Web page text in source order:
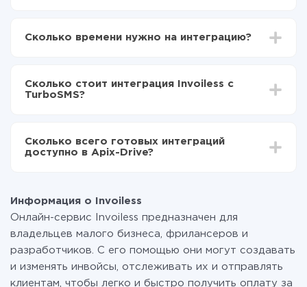
Выбираете какие данные передавать из Invoiless
Теперь данные будут автоматически
передаваться из Invoiless в TurboSMS
Сколько времени нужно на интеграцию?
отличаться и составлять от 5-ти до 30-минут. В
среднем настройка занимает 10-15 минут.
Сколько стоит интеграция Invoiless с
TurboSMS?
функционал. Вы оплачиваете только количество
данных, которые по факту передаются из одной
перейти на платный, при необходимости. Подробнее
отарифах.
Сколько всего готовых интеграций
доступно в Apix-Drive?
Информация о Invoiless
Онлайн-сервис Invoiless предназначен для
владельцев малого бизнеса, фрилансеров и
разработчиков. С его помощью они могут создавать
и изменять инвойсы, отслеживать их и отправлять
клиентам, чтобы легко и быстро получить оплату за